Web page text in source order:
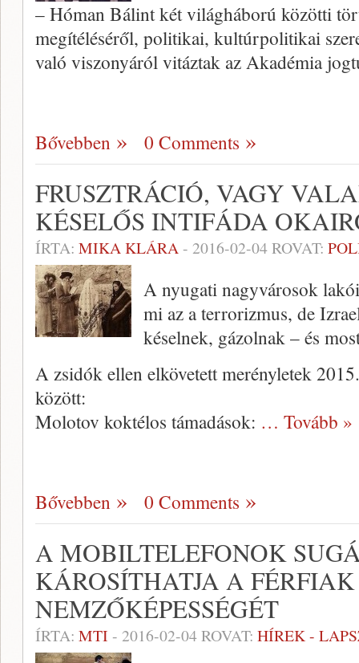
– Hóman Bálint két világháború közötti
megítéléséről, politikai, kultúrpolitikai
való viszonyáról vitáztak az Akadémia
Bővebben 0 Comments
FRUSZTRÁCIÓ, VAGY
KÉSELŐS INTIFÁDA
ÍRTA: MIKA KLÁRA- 2016-02-04ROVAT:
A nyugati nagyvárosok
mi az a terrorizmus, de
késelnek, gázolnak – és
A zsidók ellen elkövetett merényletek
között:
Molotov koktélos támadások: … Tovább »
Bővebben 0 Comments
A MOBILTELEFONOK
KÁROSÍTHATJA A FÉRFIAK
NEMZŐKÉPESSÉGÉT
ÍRTA: MTI - 2016-02-04ROVAT: HÍREK -